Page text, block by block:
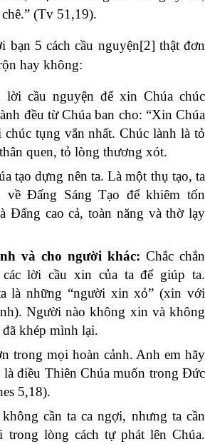
(Tv 51,19).
bạn 5 cách cầu nguyện[2] thật đơn
hay không:
lời cầu nguyện để xin Chúa chúc
đều từ Chúa ban cho: “Xin Chúa
chúc tụng vắn nhất. Chúc lành là tỏ
quen, tỏ lòng thương xót.
tạo dựng nên ta. Là một thụ tạo, ta
về Đấng Sáng Tạo để khiêm tốn
Đấng cao cả, toàn năng và thờ lạy
và cho người khác: Chắc chắn
các lời cầu xin của ta để giúp ta.
là những “người xin xỏ” (xin với
Người nào không xin và không
khép mình lại.
trong mọi hoàn cảnh. Anh em hãy
là điều Thiên Chúa muốn trong Đức
5,18).
không cần ta ca ngợi, nhưng ta cần
trong lòng cách tự phát lên Chúa.